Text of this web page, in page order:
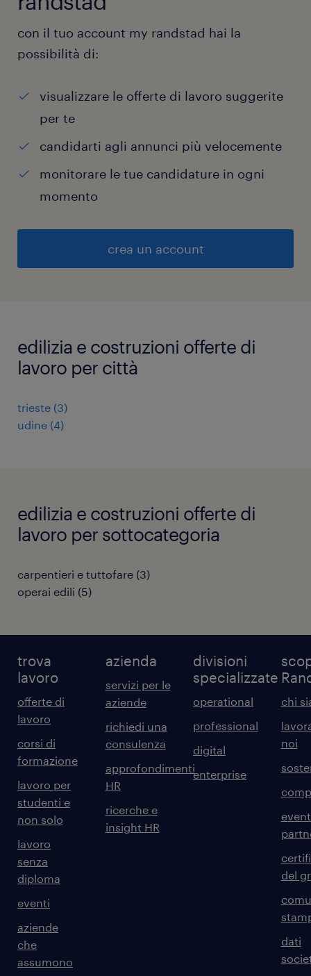
con il tuo account my randstad hai la
possibilità di:
visualizzare le offerte di lavoro suggerite
per te
candidarti agli annunci più velocemente
monitorare le tue candidature in ogni
momento
crea un account
edilizia e costruzioni offerte di
lavoro per città
trieste (3)
udine (4)
edilizia e costruzioni offerte di
lavoro per sottocategoria
carpentieri e tuttofare (3)
operai edili (5)
trova
lavoro
offerte di
lavoro
corsi di
formazione
lavoro per
studenti e
non solo
lavoro
senza
diploma
eventi
aziende
che
assumono
azienda
servizi per le
aziende
richiedi una
consulenza
approfondimenti
HR
ricerche e
insight HR
divisioni
specializzate
operational
professional
digital
enterprise
chi
noi
del
dati